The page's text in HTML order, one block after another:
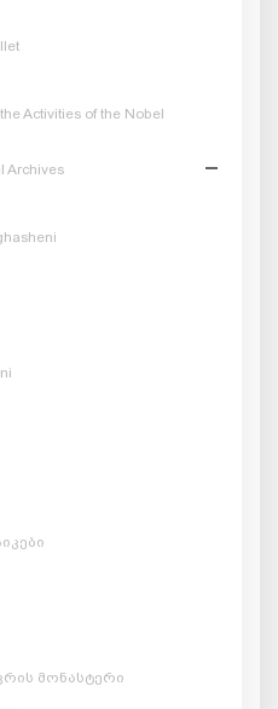
Activities of the Nobel
Archives
მონასტერი